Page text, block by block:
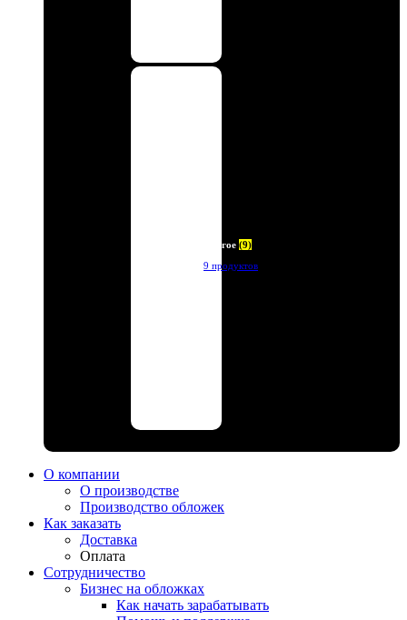
Другое (9)
9 продуктов
О компании
О производстве
Производство обложек
Как заказать
Доставка
Оплата
Сотрудничество
Бизнес на обложках
Как начать зарабатывать